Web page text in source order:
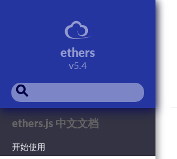
ethers
v5.4
⚲
ethers.js 中文文档
开始使用